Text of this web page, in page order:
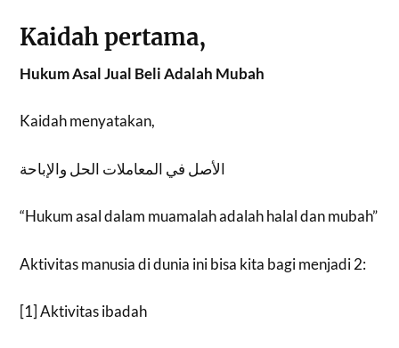
Kaidah pertama,
Hukum Asal Jual Beli Adalah Mubah
Kaidah menyatakan,
الأصل في المعاملات الحل والإباحة
“Hukum asal dalam muamalah adalah halal dan mubah”
Aktivitas manusia di dunia ini bisa kita bagi menjadi 2:
[1] Aktivitas ibadah